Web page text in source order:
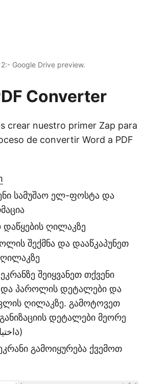
Google Drive preview.
Converter
crear nuestro primer Zap para
de convertir Word a PDF
სამუშაო ელ-ფოსტა და
დაწყების ღილაკზე
შექმნა და დააწკაპუნეთ
შეიყვანეთ თქვენი
პაროლის დეტალები და
ღილაკზე. გამოტოვეთ
დეტალები მეორე
ეკრანზე (ეს اختياريა)
გამოიყურება ქვემოთ